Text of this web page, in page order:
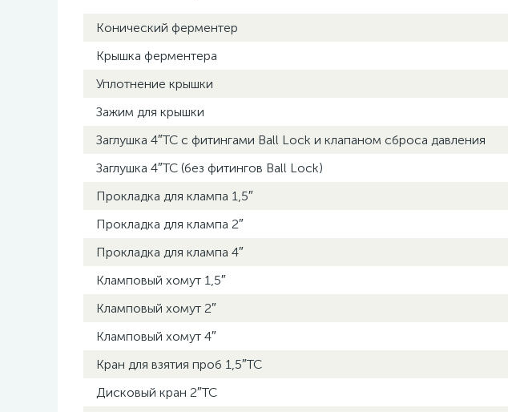
Конический ферментер
Крышка ферментера
Уплотнение крышки
Зажим для крышки
Заглушка 4″TC с фитингами Ball Lock и клапаном сброса давления
Заглушка 4″TC (без фитингов Ball Lock)
Прокладка для клампа 1,5″
Прокладка для клампа 2″
Прокладка для клампа 4″
Кламповый хомут 1,5″
Кламповый хомут 2″
Кламповый хомут 4″
Кран для взятия проб 1,5″TC
Дисковый кран 2″TC